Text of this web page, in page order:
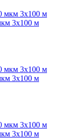
3х100 м
3х100 м
3х100 м